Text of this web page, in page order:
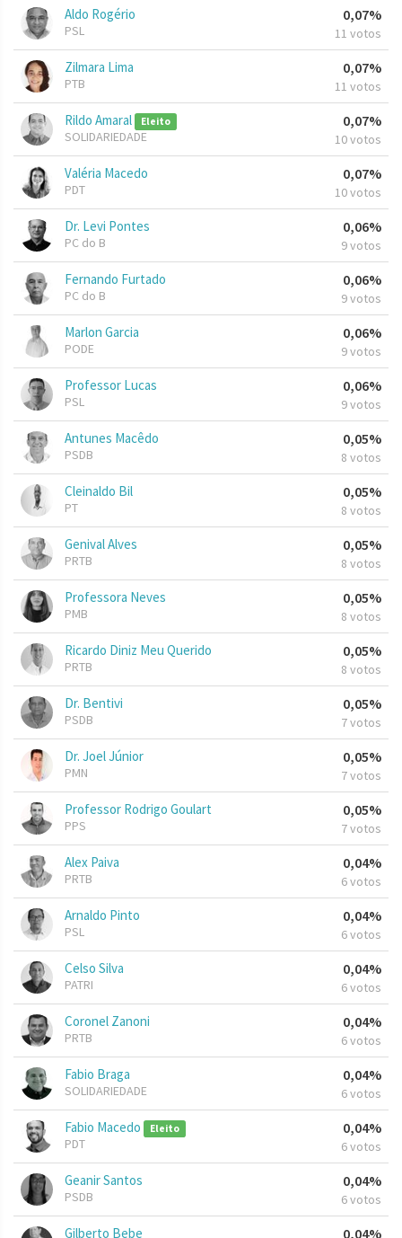
Aldo Rogério
PSL
0,07%
11 votos
Zilmara Lima
PTB
0,07%
11 votos
Rildo Amaral Eleito
SOLIDARIEDADE
0,07%
10 votos
Valéria Macedo
PDT
0,07%
10 votos
Dr. Levi Pontes
PC do B
0,06%
9 votos
Fernando Furtado
PC do B
0,06%
9 votos
Marlon Garcia
PODE
0,06%
9 votos
Professor Lucas
PSL
0,06%
9 votos
Antunes Macêdo
PSDB
0,05%
8 votos
Cleinaldo Bil
PT
0,05%
8 votos
Genival Alves
PRTB
0,05%
8 votos
Professora Neves
PMB
0,05%
8 votos
Ricardo Diniz Meu Querido
PRTB
0,05%
8 votos
Dr. Bentivi
PSDB
0,05%
7 votos
Dr. Joel Júnior
PMN
0,05%
7 votos
Professor Rodrigo Goulart
PPS
0,05%
7 votos
Alex Paiva
PRTB
0,04%
6 votos
Arnaldo Pinto
PSL
0,04%
6 votos
Celso Silva
PATRI
0,04%
6 votos
Coronel Zanoni
PRTB
0,04%
6 votos
Fabio Braga
SOLIDARIEDADE
0,04%
6 votos
Fabio Macedo Eleito
PDT
0,04%
6 votos
Geanir Santos
PSDB
0,04%
6 votos
Gilberto Bebe 0,04%